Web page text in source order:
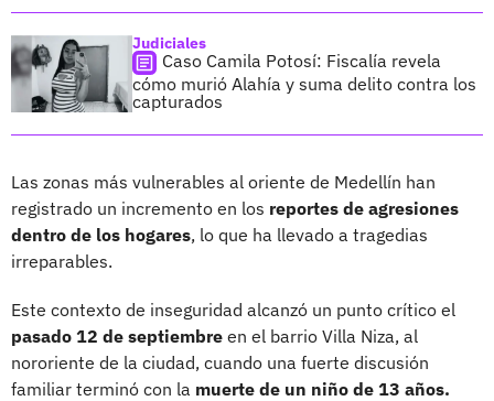
Judiciales
Caso Camila Potosí: Fiscalía revela
cómo murió Alahía y suma delito contra los
capturados
Las zonas más vulnerables al oriente de Medellín han
registrado un incremento en los reportes de agresiones
dentro de los hogares, lo que ha llevado a tragedias
irreparables.
Este contexto de inseguridad alcanzó un punto crítico el
pasado 12 de septiembre en el barrio Villa Niza, al
nororiente de la ciudad, cuando una fuerte discusión
familiar terminó con la muerte de un niño de 13 años.